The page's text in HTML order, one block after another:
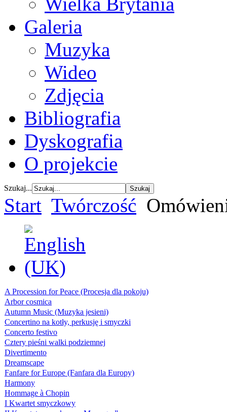
Galeria
Muzyka
Wideo
Zdjęcia
Bibliografia
Dyskografia
O projekcie
Szukaj...
Start Twórczość
A Procession for Peace (Procesja dla pokoju)
Arbor cosmica
Autumn Music (Muzyka jesieni)
Concertino na kotły, perkusję i smyczki
Concerto festivo
Cztery pieśni walki podziemnej
Divertimento
Dreamscape
Fanfare for Europe (Fanfara dla Europy)
Harmony
Hommage à Chopin
I Kwartet smyczkowy